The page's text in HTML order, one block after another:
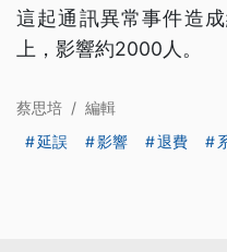
這起通訊異常事件造
上，影響約2000人。
蔡思培 / 編輯
延誤
影響 退費